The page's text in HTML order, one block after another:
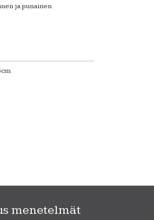
ja punainen
menetelmät